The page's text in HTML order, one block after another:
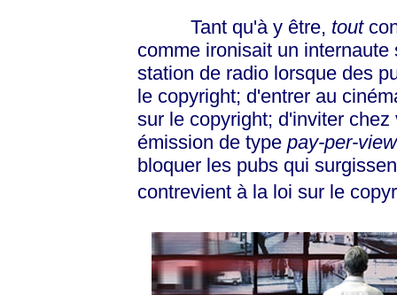
Tant qu'à y être, tout
comme ironisait un
station de radio lorsque des
le copyright; d'entrer au
sur le copyright; d'inviter
émission de type pay-per-view
bloquer les pubs qui
contrevient à la loi sur le